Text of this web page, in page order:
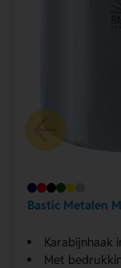
Bastic Metalen
Karabijnhaak
Met